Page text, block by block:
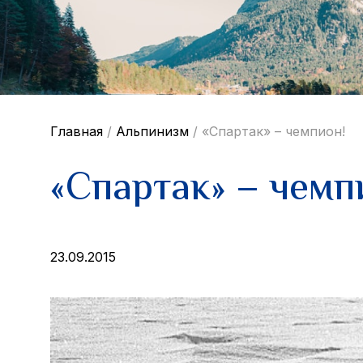
Главная / Альпинизм / «Спартак» – чемпион!
«Спартак» –
23.09.2015